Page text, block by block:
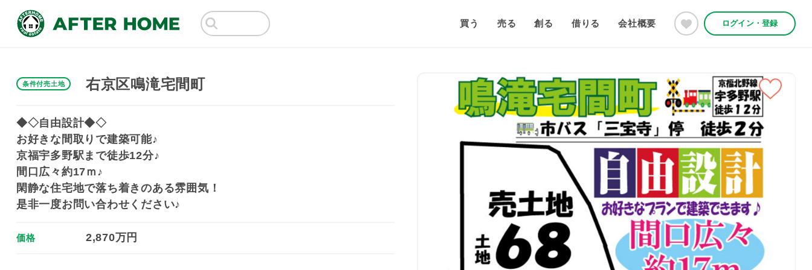
買う 売る 創る 借りる 会社概要 ログイン・登録
条件付売土地 右京区鳴滝宅間町
◆◇自由設計◆◇
お好きな間取りで建築可能♪
京福宇多野駅まで徒歩12分♪
間口広々約17ｍ♪
閑静な住宅地で落ち着きのある雰囲気！
是非一度お問い合わせください♪
価格 2,870万円